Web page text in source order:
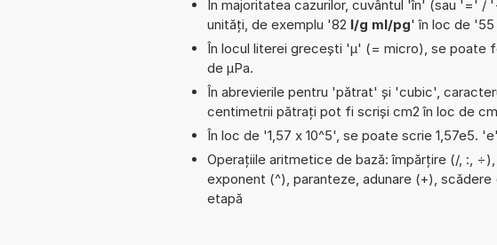
În majoritatea cazurilor, cuvântul 'în' (sau '=' /
unități, de exemplu '82 l/g ml/pg' în loc de
În locul literei grecești 'µ' (= micro), se poate
de µPa.
În abrevierile pentru 'pătrat' și 'cubic',
centimetrii pătrați pot fi scriși cm2 în loc de
În loc de '1,57 x 10^5', se poate scrie 1,57e5.
Operațiile aritmetice de bază: împărțire (/, :,
exponent (^), paranteze, adunare (+),
etapă